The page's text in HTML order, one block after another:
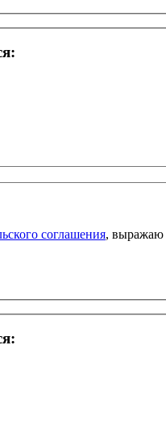
соглашения, выражаю